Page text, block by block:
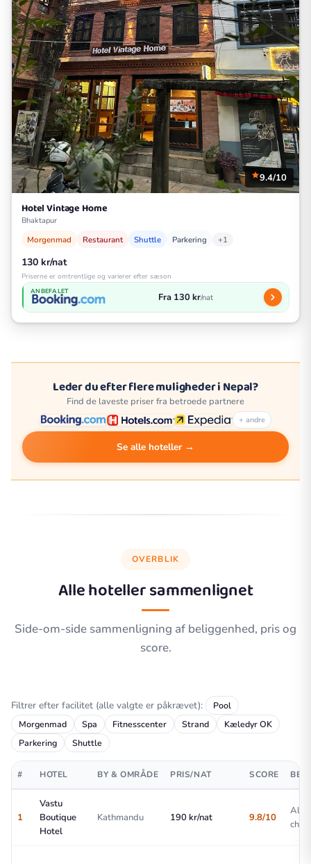
9.4/10
Hotel Vintage Home
Bhaktapur
Morgenmad Restaurant Shuttle Parkering +1
130 kr/nat
Priserne er omtrentlige og varierer efter sæson
ANBEFALET Fra 130 kr/nat
Leder du efter flere muligheder i Nepal?
Find de laveste priser fra betroede partnere
+ andre
Se alle hoteller →
OVERBLIK
Alle hoteller sammenlignet
Side-om-side sammenligning af beliggenhed, pris og
score.
Filtrer efter facilitet (alle valgte er påkrævet):
Pool
Morgenmad
Spa Fitnesscenter Strand
Kæledyr OK
Parkering
Shuttle
# HOTEL BY & OMRÅDE PRIS/NAT SCORE
1
Vastu
Boutique
Hotel
Kathmandu 190 kr/nat 9.8/10
All-